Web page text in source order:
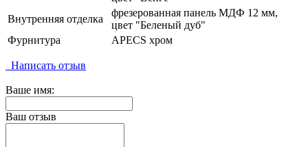
Внутренняя отделка
фрезерованная панель МДФ 12 мм,
цвет "Беленый дуб"
Фурнитура
APECS хром
Написать отзыв
Ваше имя:
Ваш отзыв